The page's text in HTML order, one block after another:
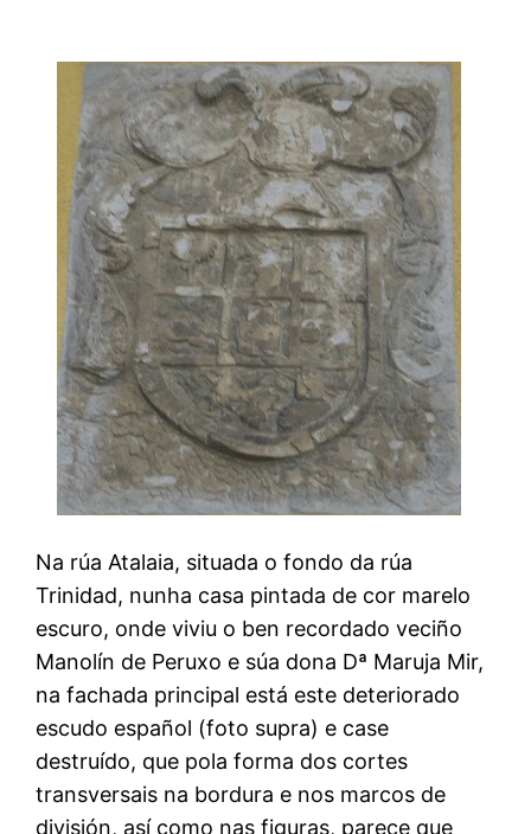
Na rúa Atalaia, situada o fondo da rúa
Trinidad, nunha casa pintada de cor marelo
escuro, onde viviu o ben recordado veciño
Manolín de Peruxo e súa dona Dª Maruja Mir,
na fachada principal está este deteriorado
escudo español (foto supra) e case
destruído, que pola forma dos cortes
transversais na bordura e nos marcos de
división, así como nas figuras, parece que